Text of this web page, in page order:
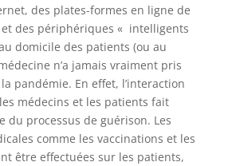
des plates-formes en ligne de
des périphériques « intelligents
domicile des patients (ou au
n’a jamais vraiment pris
pandémie. En effet, l’interaction
médecins et les patients fait
du processus de guérison. Les
comme les vaccinations et les
être effectuées sur les patients,